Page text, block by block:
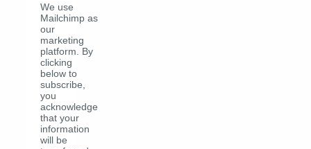
We use
Mailchimp as
our
marketing
platform. By
clicking
below to
subscribe,
you
acknowledge
that your
information
will be